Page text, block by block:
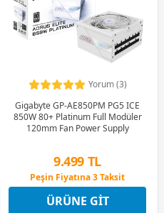
Yorum (3)
Gigabyte GP-AE850PM PG5 ICE
850W 80+ Platinum Full Modüler
120mm Fan Power Supply
9.499 TL
Peşin Fiyatına 3 Taksit
12 Ay x 1.117 TL taksitle
Peşin Fiyatına 3 Taksit
ÜRÜNE GIT